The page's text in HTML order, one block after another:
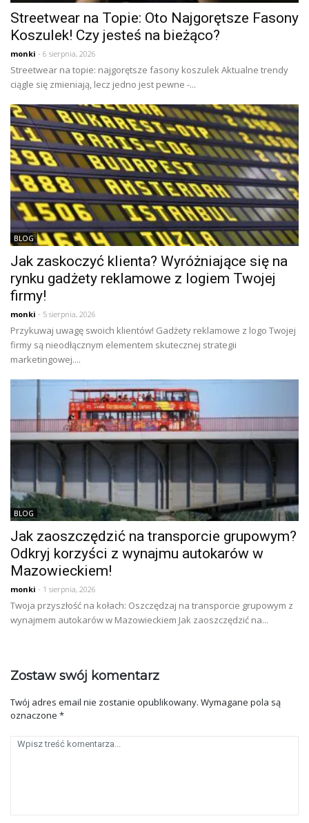
Streetwear na Topie: Oto Najgorętsze Fasony
Koszulek! Czy jesteś na bieżąco?
monki - 6 sierpnia, 2026
Streetwear na topie: najgorętsze fasony koszulek Aktualne trendy
ciągle się zmieniają, lecz jedno jest pewne -...
BLOG
Jak zaskoczyć klienta? Wyróżniające się na
rynku gadżety reklamowe z logiem Twojej
firmy!
monki - 5 sierpnia, 2026
Przykuwaj uwagę swoich klientów! Gadżety reklamowe z logo Twojej
firmy są nieodłącznym elementem skutecznej strategii
marketingowej....
BLOG
Jak zaoszczędzić na transporcie grupowym?
Odkryj korzyści z wynajmu autokarów w
Mazowieckiem!
monki - 1 sierpnia, 2026
Twoja przyszłość na kołach: Oszczędzaj na transporcie grupowym z
wynajmem autokarów w Mazowieckiem Jak zaoszczędzić na...
Zostaw swój komentarz
Twój adres email nie zostanie opublikowany. Wymagane pola są
oznaczone *